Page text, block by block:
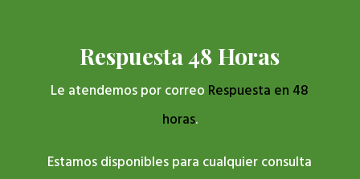
Respuesta 48 Horas
Le atendemos por correo Respuesta en 48
horas.
Estamos disponibles para cualquier consulta